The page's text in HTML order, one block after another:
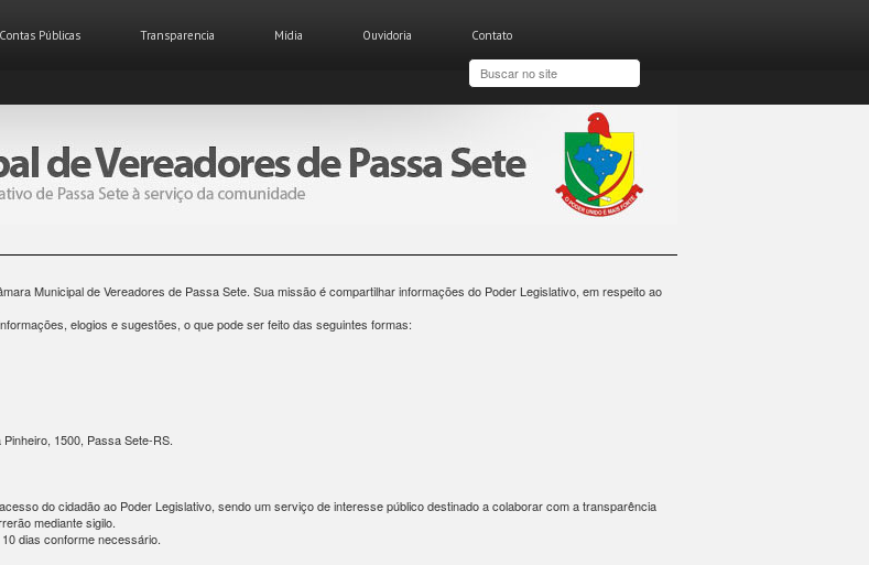
Contas Públicas Transparencia Mídia Ouvidoria Contato
Municipal de Vereadores de Passa Sete. Sua missão é compartilhar informações do Poder Legislativo, em respeito ao
elogios e sugestões, o que pode ser feito das seguintes formas:
1500, Passa Sete-RS.
do cidadão ao Poder Legislativo, sendo um serviço de interesse público destinado a colaborar com a transparência
mediante sigilo.
dias conforme necessário.